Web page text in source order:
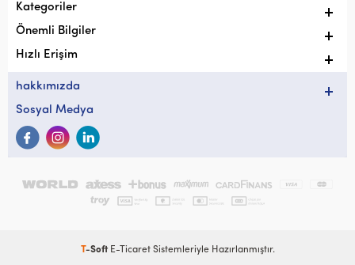
Kategoriler
Önemli Bilgiler
Hızlı Erişim
hakkımızda
Sosyal Medya
T-Soft E-TicaretSistemleriyle Hazırlanmıştır.